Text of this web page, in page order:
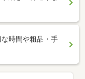
時間や粗品・手